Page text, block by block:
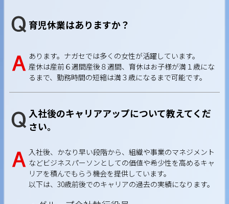
育児休業はありますか？
あります。ナガセでは多くの女性が活躍しています。
産休は産前６週間産後８週間、育休はお子様が満１歳にな
るまで、勤務時間の短縮は満３歳になるまで可能です。
入社後のキャリアアップについて教えてくだ
さい。
入社後、かなり早い段階から、組織や事業のマネジメント
などビジネスパーソンとしての価値や希少性を高めるキャ
リアを積んでもらう機会を提供しています。
以下は、30歳前後でのキャリアの過去の実績になります。